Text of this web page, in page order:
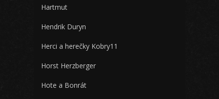
Hartmut
Hendrik Duryn
Herci a herečky Kobry11
Horst Herzberger
Hote a Bonrát